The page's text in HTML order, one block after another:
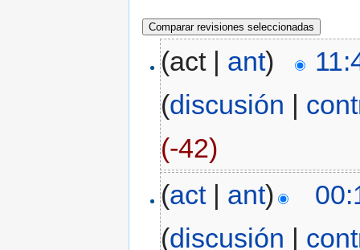
(act | ant)
(discusión |
(-42)
(act| ant)
(discusión |